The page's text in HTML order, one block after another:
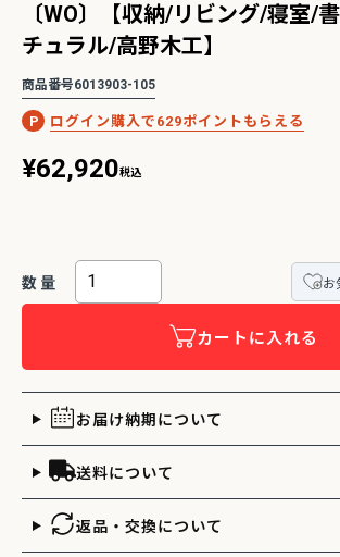
に最適！コンパクトで省スペース
タイプ勉強机特集
【人気ロングセラ
〔WO〕【収納/リビング/寝室/
チュラル/高野木工】
商品番号6013903-105
629
¥62,920税込
お
カートに入れる
お届け納期について
送料について
返品・交換について